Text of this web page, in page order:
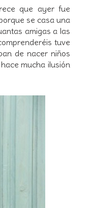
que ayer fue
se casa una
amigas a las
tuve
de nacer niños
mucha ilusión